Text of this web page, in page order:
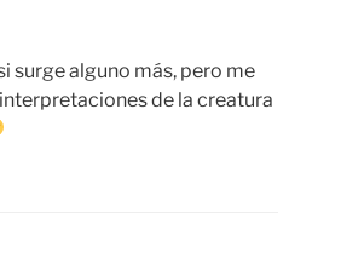
surge alguno más, pero me
de la creatura